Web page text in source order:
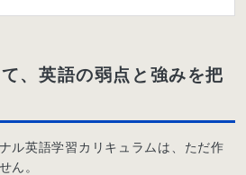
、英語の弱点と強みを把
ル英語学習カリキュラムは、ただ作
ん。